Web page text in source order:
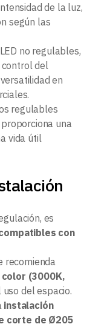
de la luz,
según las
no regulables,
del
en
regulables
una
vida útil
es
con
recomienda
(3000K,
del espacio.
instalación
corte de Ø205